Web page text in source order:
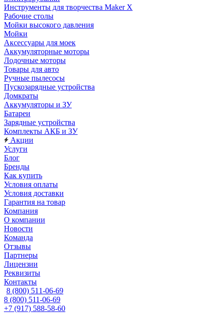
Инструменты для творчества Maker X
Рабочие столы
Мойки высокого давления
Мойки
Аксессуары для моек
Аккумуляторные моторы
Лодочные моторы
Товары для авто
Ручные пылесосы
Пускозарядные устройства
Домкраты
Аккумуляторы и ЗУ
Батареи
Зарядные устройства
Комплекты АКБ и ЗУ
Акции
Услуги
Блог
Бренды
Как купить
Условия оплаты
Условия доставки
Гарантия на товар
Компания
О компании
Новости
Команда
Отзывы
Партнеры
Лицензии
Реквизиты
Контакты
8 (800) 511-06-69
8 (800) 511-06-69
+7 (917) 588-58-60